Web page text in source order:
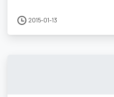
2015-01-13